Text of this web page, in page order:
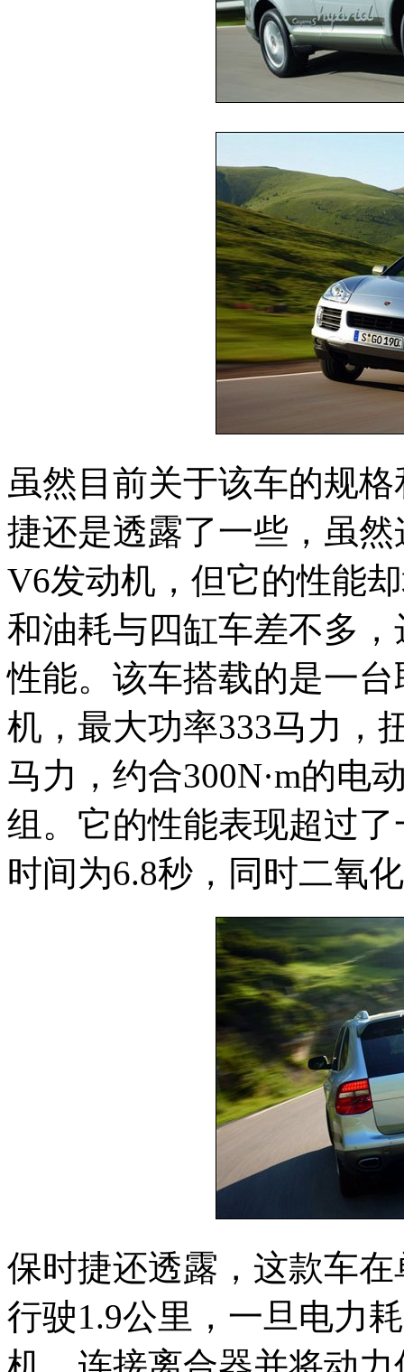
虽然目前关于该车的规
捷还是透露了一些，虽
V6发动机，但它的性能
和油耗与四缸车差不多
性能。该车搭载的是一
机，最大功率333马力，
马力，约合300N·m的电
组。它的性能表现超过
时间为6.8秒，同时二氧
保时捷还透露，这款车
行驶1.9公里，一旦电力